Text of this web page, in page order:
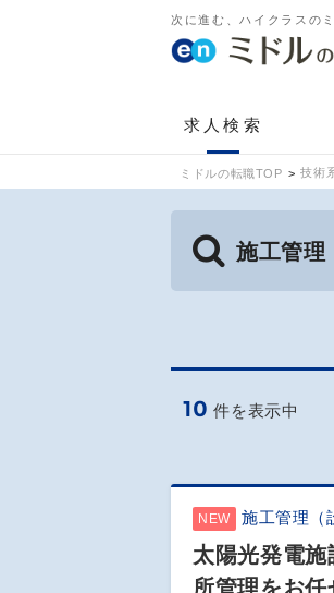
次に進む、ハイクラスの
求人検索
ミドルの転職TOP 技術
施工管理
10 件を表示中
NEW 施工管理（
太陽光発電
所管理をお任